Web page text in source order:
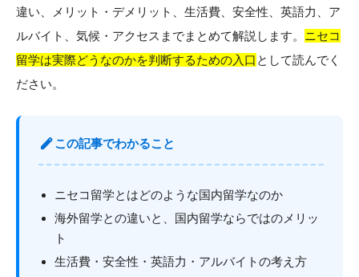
プ
（塩尻）
（ニセコ）
イングリッシュキャン
違い、メリット・デメリット、生活費、安全性、英語力、ア
ルバイト、気候・アクセスまでまとめて解説します。 ニセコ
留学は実際どうなのかを判断するための入口 として読んでく
ださい。
editこの記事でわかること
ニセコ留学とはどのような国内留学なのか
海外留学との違いと、国内留学ならではのメリッ
ト
生活費・安全性・英語力・アルバイトの考え方